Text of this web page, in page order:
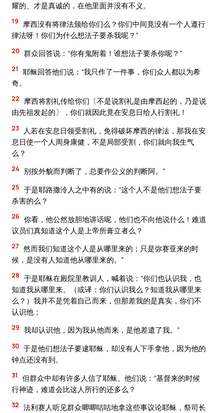
耀的、才是真诚的，在他里面并没有不义。
19
摩西没有将律法颁给你们么？你们中间竟没有一个人遵行
律法呀！你们为什么想法子要杀我呢？”
20 群众回答说：“你有鬼附着！谁想法子要杀你呢？”
21
耶稣回答他们说：“我只作了一件事，你们众人都以为希
奇。
22
摩西将割礼传给你们〔不是说割礼是由摩西起的，乃是说
由先祖发起的〕，你们就因此竟在安息日给人行割礼！
23
人若在安息日领受割礼，免得破坏摩西的律法，那我在安
息日使一个人周身康健，不是局部受割，你们就向我生气
么？
24 别按外貌而判断了，总要作公义的判断阿。”
25 于是耶路撒泠人之中有的说：“这个人不是他们想法子要
杀害的么？
26 你看，他公然放胆地讲话呢，他们也不向他说什么！难道
议员们真知道这个人是上帝所膏立者么？
27 然而我们知道这个人是从哪里来的；只是弥赛亚来的时
候，是没有人知道他从哪里来的。”
28 于是耶稣在殿院里教训人，喊着说：“你们也认识我，也
知道我从哪里来。（或译：你们认识我么？知道我从哪里来
么？）我并不是凭着自己而来，但那差我的是真实，你们不
认识他；
29 我却认识他，因为我从他而来，是他差遣了我。”
30 于是他们想法子要逮耶稣，却没有人下手拿他，因为他的
钟点还没有到。
31
但群众中却有许多人信了耶稣。他们说：“基督来的时候
行神迹，难道会比这人所行的还多么？
32 法利赛人听见群众唧唧咕咕地拿这些事议论耶稣，祭司长